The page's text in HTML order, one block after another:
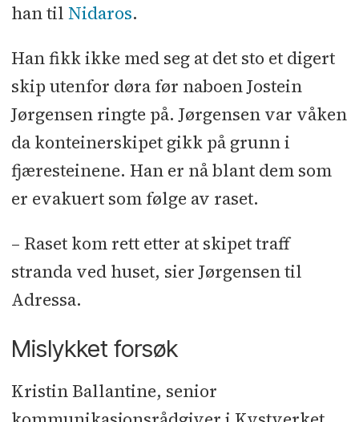
han til Nidaros.
Han fikk ikke med seg at det sto et digert
skip utenfor døra før naboen Jostein
Jørgensen ringte på. Jørgensen var våken
da konteinerskipet gikk på grunn i
fjæresteinene. Han er nå blant dem som
er evakuert som følge av raset.
– Raset kom rett etter at skipet traff
stranda ved huset, sier Jørgensen til
Adressa.
Mislykket forsøk
Kristin Ballantine, senior